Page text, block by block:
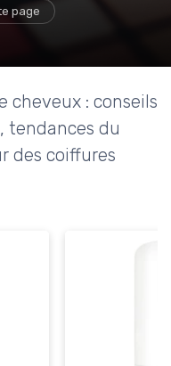
page
cheveux : conseils
tendances du
des coiffures